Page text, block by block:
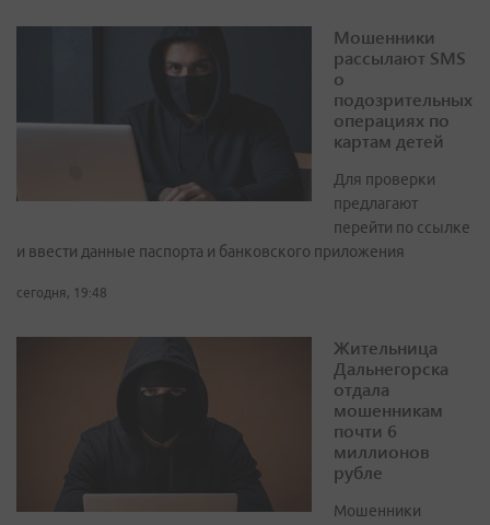
Мошенники
рассылают SMS
о
подозрительных
операциях по
картам детей
Для проверки
предлагают
перейти по ссылке
и ввести данные паспорта и банковского приложения
сегодня, 19:48
Жительница
Дальнегорска
отдала
мошенникам
почти 6
миллионов
рубле
Мошенники